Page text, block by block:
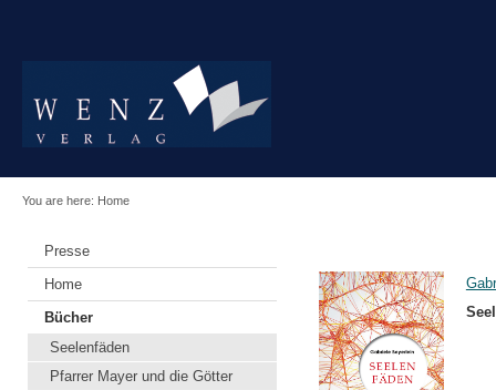
You are here: Home
Presse
Home
Bücher
Seelenfäden
Pfarrer Mayer und die Götter